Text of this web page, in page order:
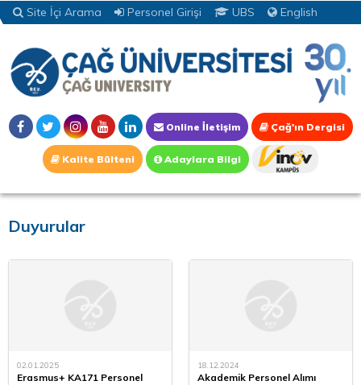
Site İçi Arama Personel Girişi UBS English
Online İletişim Çağ'ın Dergisi
Kalite Bülteni Adaylara Bilgi
Duyurular
02.01.2025
Erasmus+ KA171 Personel
18.12.2024
Akademik Personel Alımı